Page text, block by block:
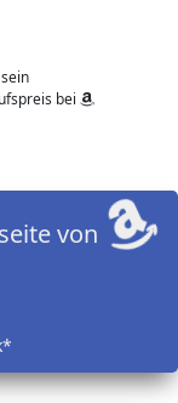
bei
von